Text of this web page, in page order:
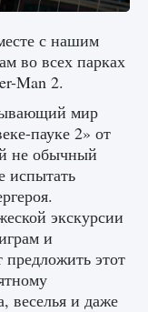
0
с нашим
во всех парках
Man 2.
мир
пауке 2» от
не обычный
испытать
экскурсии
и
этот
веселья и даже